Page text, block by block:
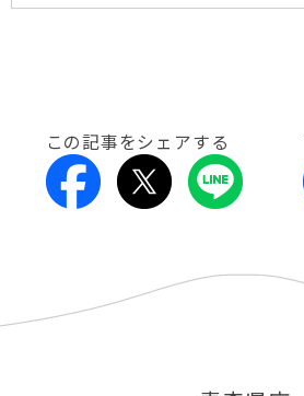
この記事をシェアする